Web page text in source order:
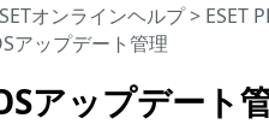
アップデート
オンラインヘルプ> ESET
アップデート管理